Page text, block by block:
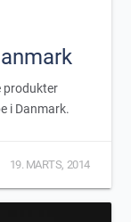
produkter
i Danmark.
19. MARTS, 2014